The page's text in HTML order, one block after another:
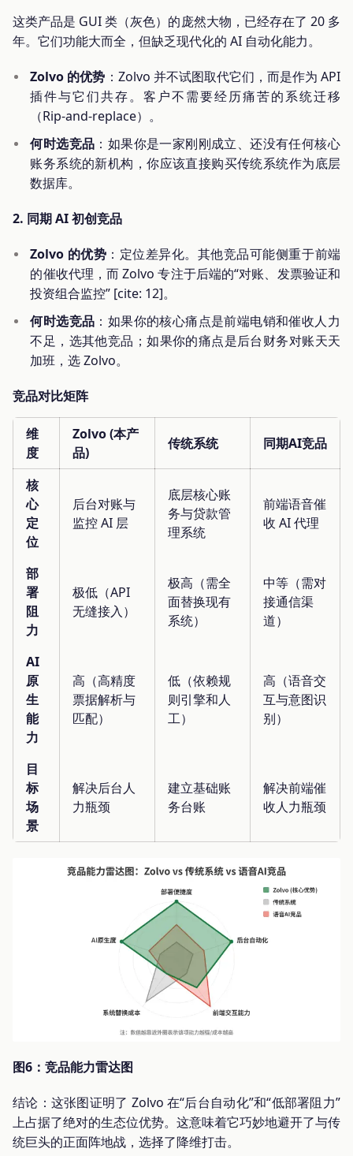
这类产品是 GUI 类（灰色）的庞然大物，已经存在了 20 多
年。它们功能大而全，但缺乏现代化的 AI 自动化能力。
Zolvo 的优势 ：Zolvo 并不试图取代它们，而是作为 API
插件与它们共存。客户不需要经历痛苦的系统迁移
（Rip-and-replace）。
何时选竞品 ：如果你是一家刚刚成立、还没有任何核心
账务系统的新机构，你应该直接购买传统系统作为底层
数据库。
2. 同期 AI 初创竞品
Zolvo 的优势 ：定位差异化。其他竞品可能侧重于前端
的催收代理，而 Zolvo 专注于后端的“对账、发票验证和
投资组合监控” [cite: 12]。
何时选竞品 ：如果你的核心痛点是前端电销和催收人力
不足，选其他竞品；如果你的痛点是后台财务对账天天
加班，选 Zolvo。
竞品对比矩阵
维
度
Zolvo (本产
品)
传统系统 同期AI竞品
核
心
定
位
后台对账与
监控 AI 层
底层核心账
务与贷款管
理系统
前端语音催
收 AI 代理
部
署
阻
力
极低（API
无缝接入）
极高（需全
面替换现有
系统）
中等（需对
接通信渠
道）
AI
原
生
能
力
高（高精度
票据解析与
匹配）
低（依赖规
则引擎和人
工）
高（语音交
互与意图识
别）
目
标
场
景
解决后台人
力瓶颈
建立基础账
务台账
解决前端催
收人力瓶颈
图6：竞品能力雷达图
结论：这张图证明了 Zolvo 在“后台自动化”和“低部署阻力”
上占据了绝对的生态位优势。这意味着它巧妙地避开了与传
统巨头的正面阵地战，选择了降维打击。